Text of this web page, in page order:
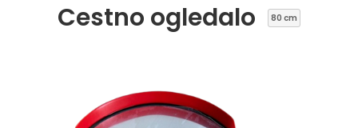
Cestno ogledalo 80 cm